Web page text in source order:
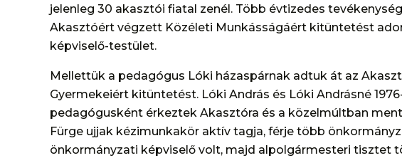
jelenleg 30 akasztói fiatal zenél. Több évtizedes
Akasztóért végzett Közéleti Munkásságáért kitüntetést
képviselő-testület.
Mellettük a pedagógus Lóki házaspárnak adtuk át az
Gyermekeiért kitüntetést. Lóki András és Lóki Andrásné
pedagógusként érkeztek Akasztóra és a közelmúltban
Fürge ujjak kézimunkakör aktív tagja, férje több
önkormányzati képviselő volt, majd alpolgármesteri tisztet